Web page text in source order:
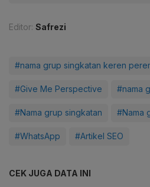
Editor: Safrezi
#nama grup singkatan keren
#Give Me Perspective #nama
#Nama grup singkatan #Nama
#WhatsApp #Artikel SEO
CEK JUGA DATA INI